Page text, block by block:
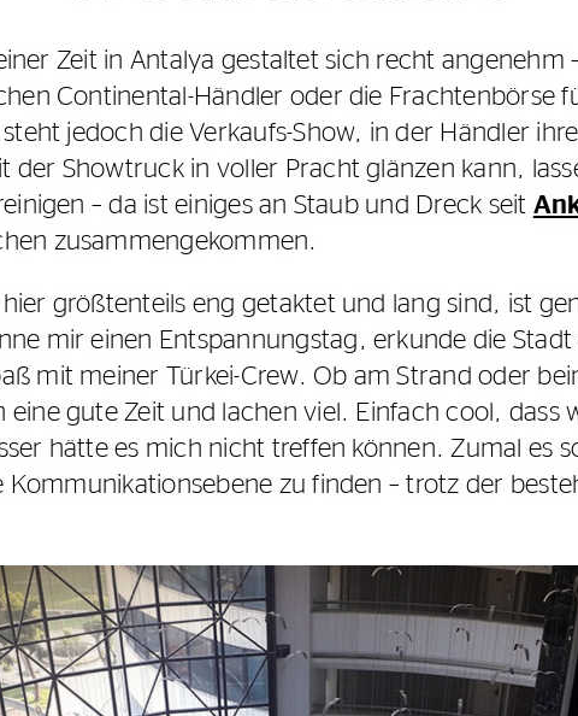
Zeit in Antalya gestaltet sich recht angenehm
Continental-Händler oder die Frachtenbörse
jedoch die Verkaufs-Show, in der Händler
der Showtruck in voller Pracht glänzen kann,
– da ist einiges an Staub und Dreck seit
zusammengekommen.
größtenteils eng getaktet und lang sind, ist
mir einen Entspannungstag, erkunde die
mit meiner Türkei-Crew. Ob am Strand oder
eine gute Zeit und lachen viel. Einfach cool, dass
hätte es mich nicht treffen können. Zumal es
Kommunikationsebene zu finden – trotz der